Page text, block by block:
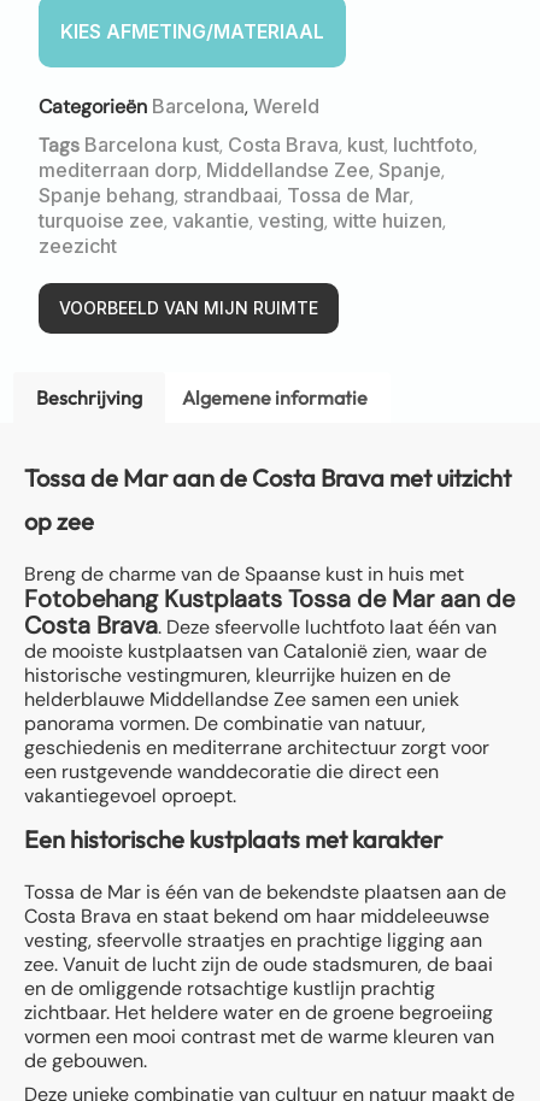
Categorieën Barcelona, Wereld
Tags Barcelona kust, Costa Brava, kust, luchtfoto,
mediterraan dorp, Middellandse Zee, Spanje,
Spanje behang, strandbaai, Tossa de Mar,
turquoise zee, vakantie, vesting, witte huizen,
zeezicht
VOORBEELD VAN MIJN RUIMTE
Beschrijving Algemene informatie
Tossa de Mar aan de Costa Brava met uitzicht
op zee
Breng de charme van de Spaanse kust in huis met
Fotobehang Kustplaats Tossa de Mar aan de
Costa Brava. Deze sfeervolle luchtfoto laat één van
de mooiste kustplaatsen van Catalonië zien, waar de
historische vestingmuren, kleurrijke huizen en de
helderblauwe Middellandse Zee samen een uniek
panorama vormen. De combinatie van natuur,
geschiedenis en mediterrane architectuur zorgt voor
een rustgevende wanddecoratie die direct een
vakantiegevoel oproept.
Een historische kustplaats met karakter
Tossa de Mar is één van de bekendste plaatsen aan de
Costa Brava en staat bekend om haar middeleeuwse
vesting, sfeervolle straatjes en prachtige ligging aan
zee. Vanuit de lucht zijn de oude stadsmuren, de baai
en de omliggende rotsachtige kustlijn prachtig
zichtbaar. Het heldere water en de groene begroeiing
vormen een mooi contrast met de warme kleuren van
de gebouwen.
Deze unieke combinatie van cultuur en natuur maakt de